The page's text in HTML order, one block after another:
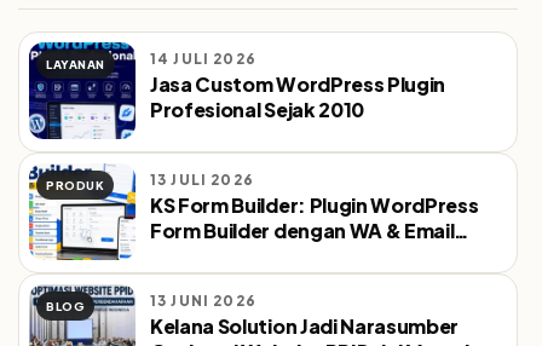
LAYANAN 14 JULI 2026
Jasa Custom WordPress Plugin
Profesional Sejak 2010
PRODUK 13 JULI 2026
KS Form Builder: Plugin WordPress
Form Builder dengan WA & Email
BLOG 13 JUNI 2026
Kelana Solution Jadi Narasumber